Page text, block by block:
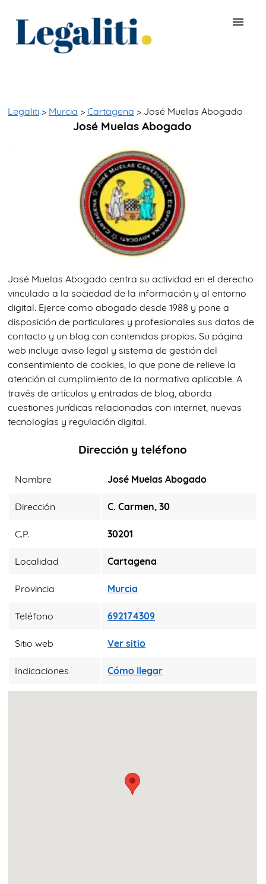
Legaliti > Murcia > Cartagena > José Muelas Abogado
José Muelas Abogado
José Muelas Abogado centra su actividad en el derecho
vinculado a la sociedad de la información y al entorno
digital. Ejerce como abogado desde 1988 y pone a
disposición de particulares y profesionales sus datos de
contacto y un blog con contenidos propios. Su página
web incluye aviso legal y sistema de gestión del
consentimiento de cookies, lo que pone de relieve la
atención al cumplimiento de la normativa aplicable. A
través de artículos y entradas de blog, aborda
cuestiones jurídicas relacionadas con internet, nuevas
tecnologías y regulación digital.
Dirección y teléfono
Nombre José Muelas Abogado
Dirección C. Carmen, 30
C.P. 30201
Localidad Cartagena
Provincia Murcia
Teléfono 692174309
Sitio web Ver sitio
Indicaciones Cómo llegar